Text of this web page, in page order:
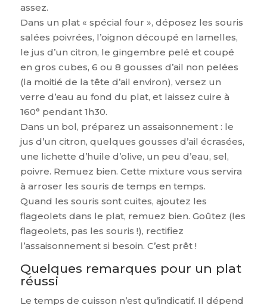
assez.
Dans un plat « spécial four », déposez les souris
salées poivrées, l’oignon découpé en lamelles,
le jus d’un citron, le gingembre pelé et coupé
en gros cubes, 6 ou 8 gousses d’ail non pelées
(la moitié de la tête d’ail environ), versez un
verre d’eau au fond du plat, et laissez cuire à
160° pendant 1h30.
Dans un bol, préparez un assaisonnement : le
jus d’un citron, quelques gousses d’ail écrasées,
une lichette d’huile d’olive, un peu d’eau, sel,
poivre. Remuez bien. Cette mixture vous servira
à arroser les souris de temps en temps.
Quand les souris sont cuites, ajoutez les
flageolets dans le plat, remuez bien. Goûtez (les
flageolets, pas les souris !), rectifiez
l’assaisonnement si besoin. C’est prêt !
Quelques remarques pour un plat
réussi
Le temps de cuisson n’est qu’indicatif. Il dépend